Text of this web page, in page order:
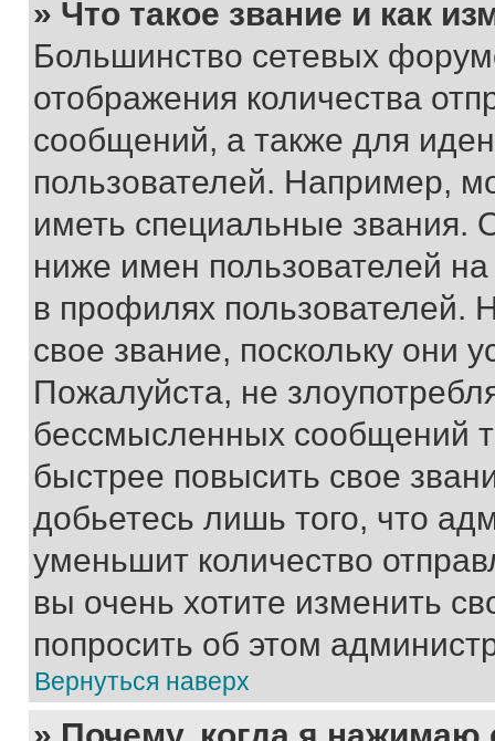
» Что такое звание и как
Большинство сетевых
отображения количества
сообщений, а также для
пользователей. Например,
иметь специальные звания.
ниже имен пользователей
в профилях
свое звание, поскольку они
Пожалуйста, не
бессмысленных сообщений
быстрее повысить свое
добьетесь лишь того, что
уменьшит количество
вы очень хотите изменить
попросить об этом
Вернуться наверх